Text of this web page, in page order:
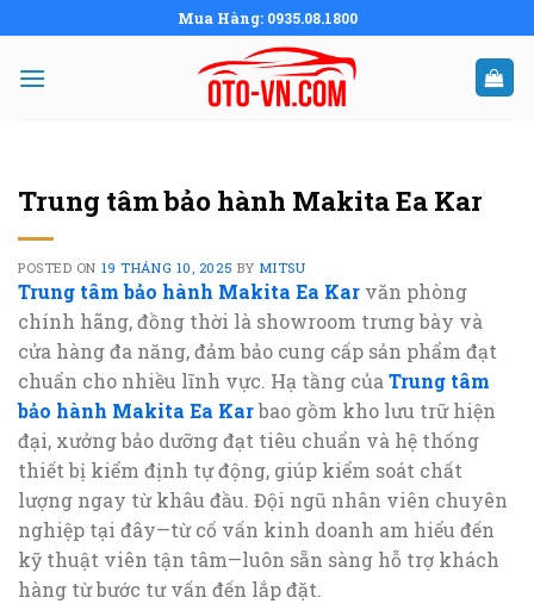
to
content
Mua Hàng: 0935.08.1800
Trung tâm bảo hành Makita Ea Kar
POSTED ON 19 THÁNG 10, 2025 BY MITSU
Trung tâm bảo hành Makita Ea Kar văn phòng
chính hãng, đồng thời là showroom trưng bày và
cửa hàng đa năng, đảm bảo cung cấp sản phẩm đạt
chuẩn cho nhiều lĩnh vực. Hạ tầng của Trung tâm
bảo hành Makita Ea Karbao gồm kho lưu trữ hiện
đại, xưởng bảo dưỡng đạt tiêu chuẩn và hệ thống
thiết bị kiểm định tự động, giúp kiểm soát chất
lượng ngay từ khâu đầu. Đội ngũ nhân viên chuyên
nghiệp tại đây—từ cố vấn kinh doanh am hiểu đến
kỹ thuật viên tận tâm—luôn sẵn sàng hỗ trợ khách
hàng từ bước tư vấn đến lắp đặt.